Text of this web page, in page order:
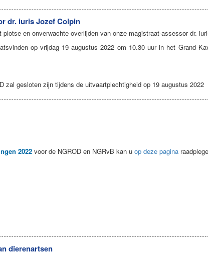
dr. iuris Jozef Colpin
plotse en onverwachte overlijden van onze magistraat-assessor dr.
op vrijdag 19 augustus 2022 om 10.30 uur in het Grand
zal gesloten zijn tijdens de uitvaartplechtigheid op 19 augustus 2022
2022 voor de NGROD en NGRvB kan u op deze pagina
dierenartsen